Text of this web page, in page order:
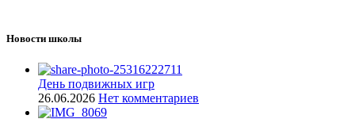
Новости школы
День подвижных игр
26.06.2026 Нет комментариев